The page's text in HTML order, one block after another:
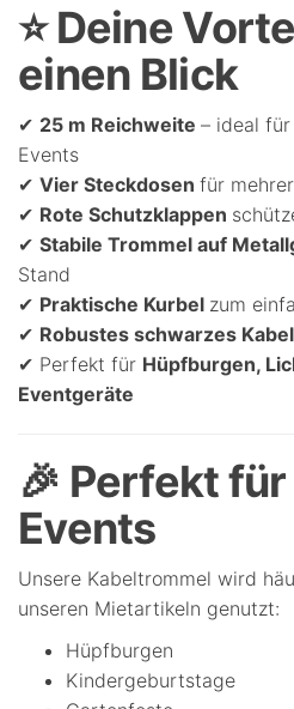
⭐ Deine
einen Blick
✔ 25 m Reichweite – ideal
Events
✔ Vier Steckdosen für
✔ Rote Schutzklappen
✔ Stabile Trommel auf
Stand
✔ Praktische Kurbel zum
✔ Robustes schwarzes Kabel
✔ Perfekt für Hüpfburgen,
Eventgeräte
🎉 Perfekt
Events
Unsere Kabeltrommel wird
unseren Mietartikeln genutzt:
Hüpfburgen
Kindergeburtstage